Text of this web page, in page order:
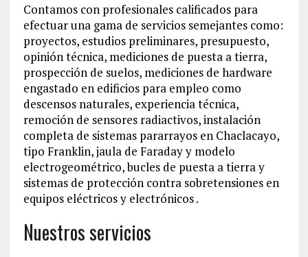
Contamos con profesionales calificados para
efectuar una gama de servicios semejantes como:
proyectos, estudios preliminares, presupuesto,
opinión técnica, mediciones de puesta a tierra,
prospección de suelos, mediciones de hardware
engastado en edificios para empleo como
descensos naturales, experiencia técnica,
remoción de sensores radiactivos, instalación
completa de sistemas pararrayos en Chaclacayo,
tipo Franklin, jaula de Faraday y modelo
electrogeométrico, bucles de puesta a tierra y
sistemas de protección contra sobretensiones en
equipos eléctricos y electrónicos .
Nuestros servicios